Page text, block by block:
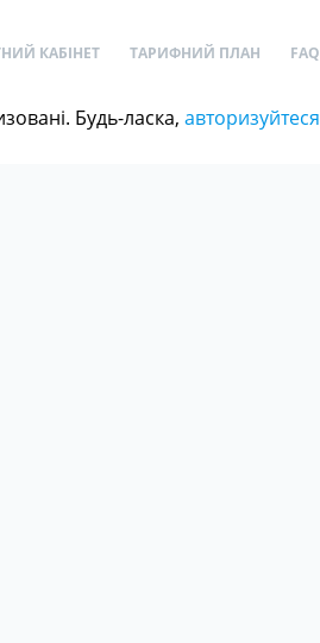
КАБІНЕТ ТАРИФНИЙ ПЛАН FAQ
Будь-ласка, авторизуйтеся